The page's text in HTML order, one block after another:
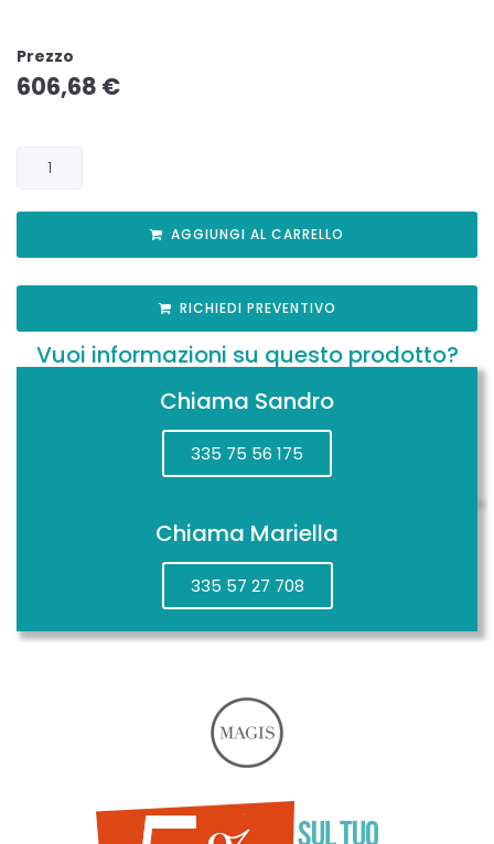
Prezzo
606,68 €
AGGIUNGI AL CARRELLO
RICHIEDI PREVENTIVO
Vuoi informazioni su questo prodotto?
Chiama Sandro
335 75 56 175
Chiama Mariella
335 57 27 708